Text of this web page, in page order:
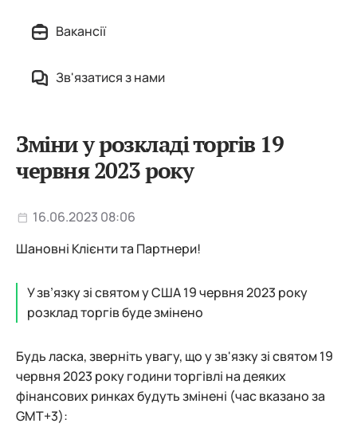
Вакансії
Зв'язатися з нами
Зміни у розкладі торгів 19
червня 2023 року
16.06.2023 08:06
Шановні Клієнти та Партнери!
У зв’язку зі святом у США 19 червня 2023 року
розклад торгів буде змінено
Будь ласка, зверніть увагу, що у зв'язку зі святом 19
червня 2023 року години торгівлі на деяких
фінансових ринках будуть змінені (час вказано за
GMT+3):